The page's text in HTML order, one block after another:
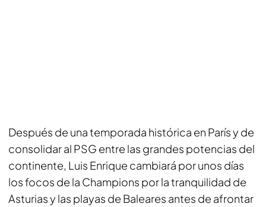
Después de una temporada histórica en París y de
consolidar al PSG entre las grandes potencias del
continente, Luis Enrique cambiará por unos días
los focos de la Champions por la tranquilidad de
Asturias y las playas de Baleares antes de afrontar